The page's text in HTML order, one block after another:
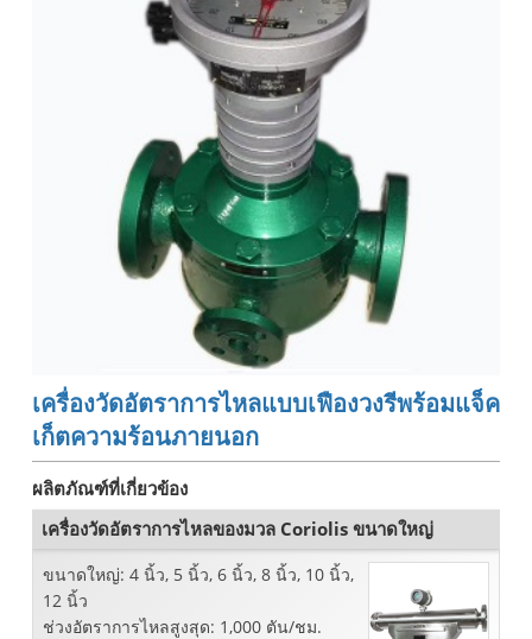
เครื่องวัดอัตราการไหลแบบเฟืองวงรีพร้อมแจ็ค
เก็ตความร้อนภายนอก
ผลิตภัณฑ์ที่เกี่ยวข้อง
เครื่องวัดอัตราการไหลของมวล Coriolis ขนาดใหญ่
ขนาดใหญ่: 4 นิ้ว, 5 นิ้ว, 6 นิ้ว, 8 นิ้ว, 10 นิ้ว,
12 นิ้ว
ช่วงอัตราการไหลสูงสุด: 1,000 ตัน/ชม.